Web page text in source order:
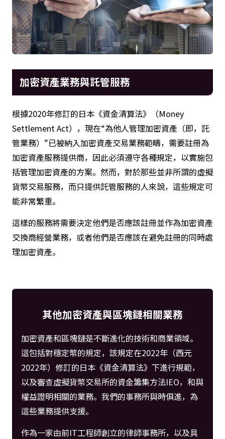
加密資產業務與託管服務
根據2020年修訂的日本《資金清算法》（Money
Settlement Act），現在“為他人管理加密資產（即，託
管業務）”已被納入加密資產交易業務範疇，需要註冊為
加密資產服務提供商，因此必須遵守各種規定，以實施包
括管理加密資產的方案。然而，對於那些並非所謂的虛擬
貨幣交易服務，而只提供託管服務的人來說，這些規定可
能非常繁重。
這樣的服務將需要決定他們是否應該註冊並作為加密資產
交換商經營業務，或者他們是否應該在避免註冊的同時處
理加密資產。
其他加密資產與區塊鏈相關業務
加密資產和區塊鏈是不斷進化的技術和商業領域。
這包括對穩定幣的規定，該規定在2022年（西元
2022年）修訂的日本《資金清算法》下進行規範，
以及審查虛擬貨幣交易所的資金籌集方法IEO，和與
權益證明相關的業務。我們的事務所與時俱進，為
這些業務提供支援。
作為一家由前IT工程師創立的律師事務所，以及具